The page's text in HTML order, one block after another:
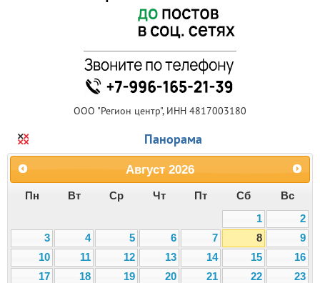
ООО "Регион центр", ИНН 4817003180
Панорама
Август 2026
Пн Вт Ср Чт Пт Сб
Вс
1
2
3
4 5 6 7 8
9
10
11 12 13 14 15
16
17
18 19 20 21 22
23